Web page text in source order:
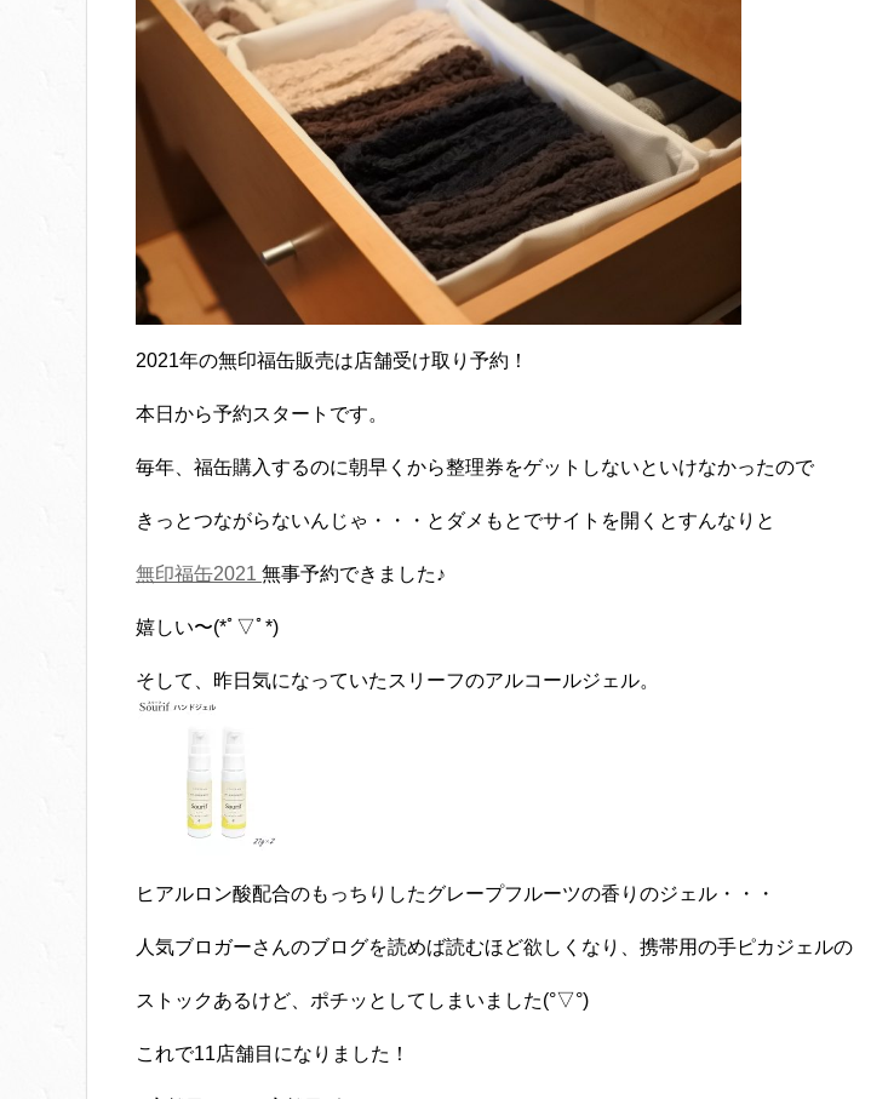
2021年の無印福缶販売は店舗受け取り予約！
本日から予約スタートです。
毎年、福缶購入するのに朝早くから整理券をゲットしないといけなかったので
きっとつながらないんじゃ・・・とダメもとでサイトを開くとすんなりと
無印福缶2021 無事予約できました♪
嬉しい〜(*ﾟ▽ﾟ*)
そして、昨日気になっていたスリーフのアルコールジェル。
ヒアルロン酸配合のもっちりしたグレープフルーツの香りのジェル・・・
人気ブロガーさんのブログを読めば読むほど欲しくなり、携帯用の手ピカジェルの
ストックあるけど、ポチッとしてしまいました(°▽°)
これで11店舗目になりました！